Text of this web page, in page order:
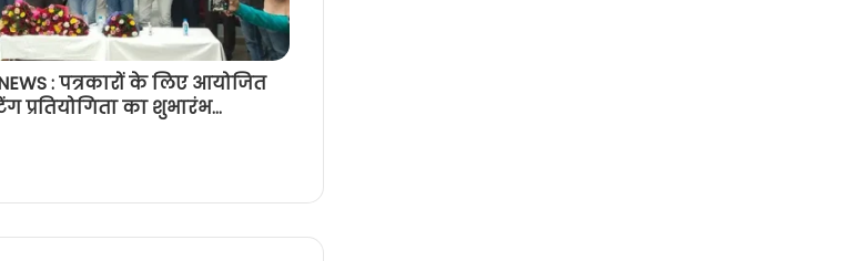
NEWS : पत्रकारों के लिए आयोजित
प्रतियोगिता का शुभारंभ...